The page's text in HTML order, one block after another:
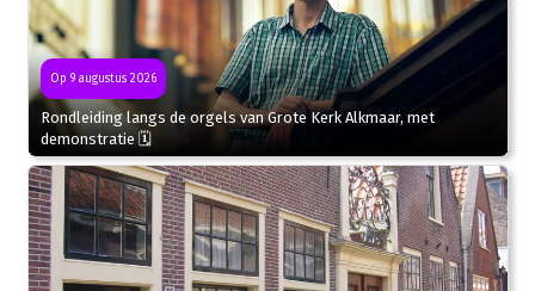
Op 9 augustus 2026
Rondleiding langs de orgels van Grote Kerk Alkmaar, met
demonstratie 🗓